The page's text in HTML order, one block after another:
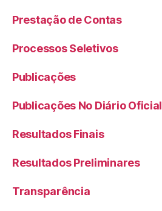
Prestação de Contas
Processos Seletivos
Publicações
Publicações No Diário Oficial
Resultados Finais
Resultados Preliminares
Transparência